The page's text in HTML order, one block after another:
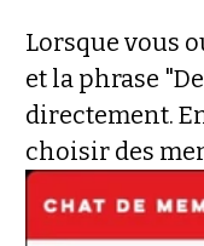
Lorsque vous
et la phrase
directement.
choisir des